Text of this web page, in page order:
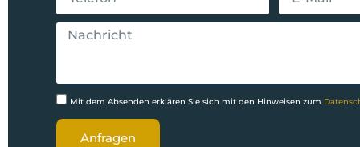
Mit dem Absenden erklären Sie sich mit den Hinweisen zum
Anfragen